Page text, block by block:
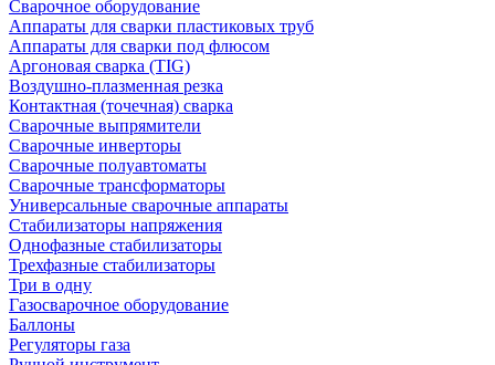
Сварочное оборудование
Аппараты для сварки пластиковых труб
Аппараты для сварки под флюсом
Аргоновая сварка (TIG)
Воздушно-плазменная резка
Контактная (точечная) сварка
Сварочные выпрямители
Сварочные инверторы
Сварочные полуавтоматы
Сварочные трансформаторы
Универсальные сварочные аппараты
Стабилизаторы напряжения
Однофазные стабилизаторы
Трехфазные стабилизаторы
Три в одну
Газосварочное оборудование
Баллоны
Регуляторы газа